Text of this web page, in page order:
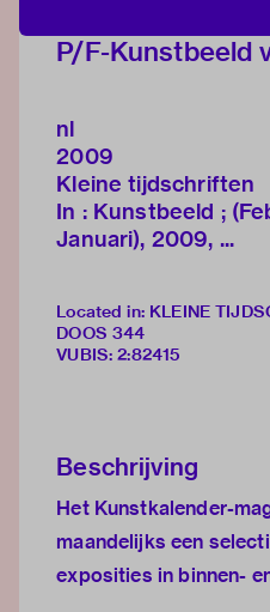
P/F-Kunstbeeld
nl
2009
Kleine tijdschriften
In : Kunstbeeld ;
Januari), 2009, ...
Located in: KLEINE
DOOS 344
VUBIS: 2:82415
Beschrijving
Het Kunstkalender-
maandelijks een
exposities in binnen-